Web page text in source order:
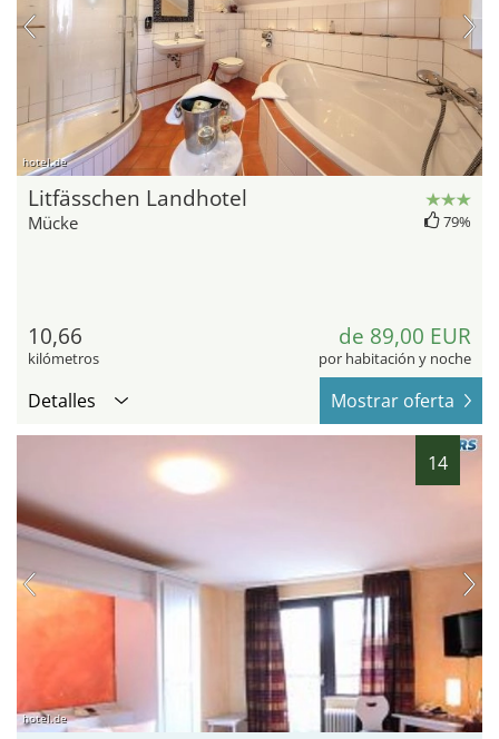
hotel.de
Litfässchen Landhotel
Mücke 79%
10,66
kilómetros
de 89,00 EUR
por habitación y noche
Detalles Mostrar oferta
14
hotel.de